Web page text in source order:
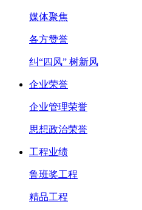
媒体聚焦
各方赞誉
纠“四风” 树新风
企业荣誉
企业管理荣誉
思想政治荣誉
工程业绩
鲁班奖工程
精品工程